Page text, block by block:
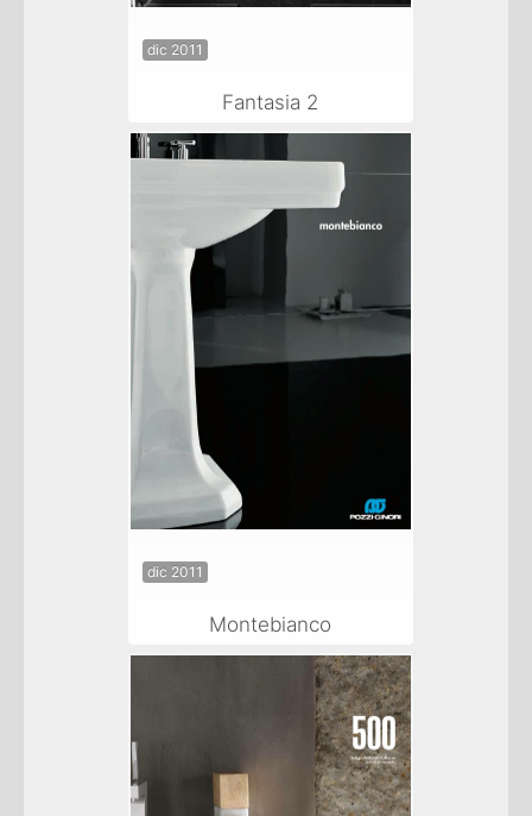
dic 2011
Fantasia 2
dic 2011
Montebianco